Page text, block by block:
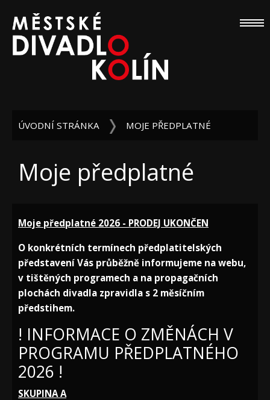
ÚVODNÍ STRÁNKA MOJE PŘEDPLATNÉ
Moje předplatné
Moje předplatné 2026 - PRODEJ UKONČEN
O konkrétních termínech předplatitelských
představení Vás průběžně informujeme na webu,
v tištěných programech a na propagačních
plochách divadla zpravidla s 2 měsíčním
předstihem.
! INFORMACE O ZMĚNÁCH V
PROGRAMU PŘEDPLATNÉHO
2026 !
SKUPINA A